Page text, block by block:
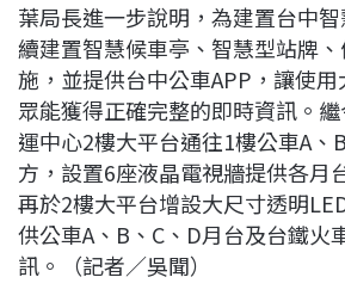
葉局長進一步說明，為建置台中
續建置智慧候車亭、智慧型站牌
施，並提供台中公車APP，讓使
眾能獲得正確完整的即時資訊。
運中心2樓大平台通往1樓公車A、
方，設置6座液晶電視牆提供各月
再於2樓大平台增設大尺寸透明
供公車A、B、C、D月台及台鐵火
訊。（記者／吳聞）